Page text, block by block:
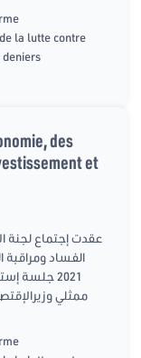
la lutte contre
deniers
des
et
عقدت إجتماع لجنة
2021 جلسة
ممثلي